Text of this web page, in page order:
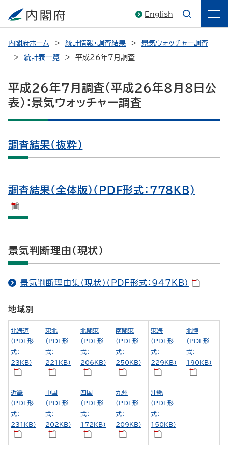
English
内閣府ホーム 統計情報・調査結果
景気ウォッチャー調査
統計表一覧
平成26年7月調査
平成26年7月調査（平成26年8月8日公
表）：景気ウォッチャー調査
調査結果（抜粋）
調査結果（全体版）（PDF形式：778KB)
景気判断理由（現状）
景気判断理由集（現状）（PDF形式：947KB）
地域別
北海道
（PDF形
式：
23KB）
東北
（PDF形
式：
221KB）
北関東
（PDF形
式：
206KB）
南関東
（PDF形
式：
250KB）
東海
（PDF形
式：
229KB）
北陸
（PDF形
式：
190KB）
近畿
（PDF形
式：
231KB）
中国
（PDF形
式：
202KB）
四国
（PDF形
式：
172KB）
九州
（PDF形
式：
209KB）
沖縄
（PDF形
式：
150KB）